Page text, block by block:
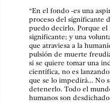
“En el fondo -es una
proceso del significante
puedo decirlo. Porque
significante; y una
que atraviesa a la
pulsión de muerte
si se quiere tomar una
científica, no es
que se lo impedirá… No
detenerlo. Todo el
humanos son